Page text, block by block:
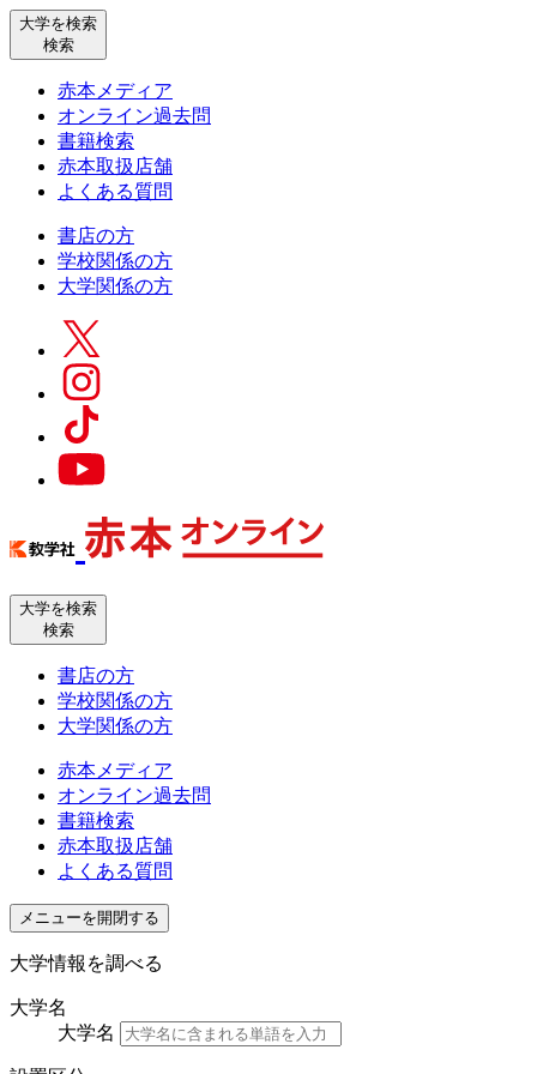
大学を検索
検索
赤本メディア
オンライン過去問
書籍検索
赤本取扱店舗
よくある質問
書店の方
学校関係の方
大学関係の方
大学を検索
検索
書店の方
学校関係の方
大学関係の方
赤本メディア
オンライン過去問
書籍検索
赤本取扱店舗
よくある質問
メニューを開閉する
大学情報を調べる
大学名
大学名